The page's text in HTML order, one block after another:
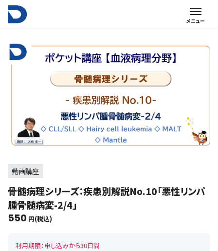
動画講座
骨髄病理シリーズ：疾患別解説No.10「悪性リンパ
腫骨髄病変-2/4」
550 円(税込)
利用期限：申し込みから30日間